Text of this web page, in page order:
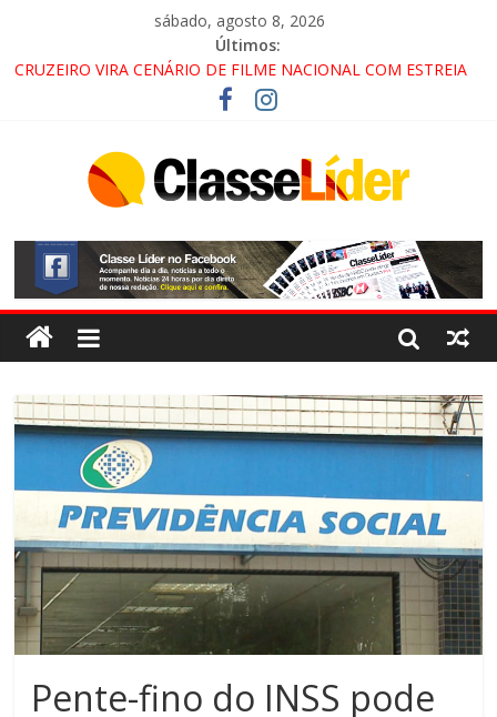
sábado, agosto 8, 2026
Últimos:
CRUZEIRO VIRA CENÁRIO DE FILME NACIONAL COM ESTREIA
PROMOTOR DO GAECO
ACESSO À APARECIDA NA DUTRA SERÁ BLOQUEADO NO FIM
ALTERNATIVAS
LORENA, PINDAMONHANGABA E QUELUZ NA RETA FINAL
PELA FÁBRICA DA COCA-COLA!
Pente-fino do INSS pode